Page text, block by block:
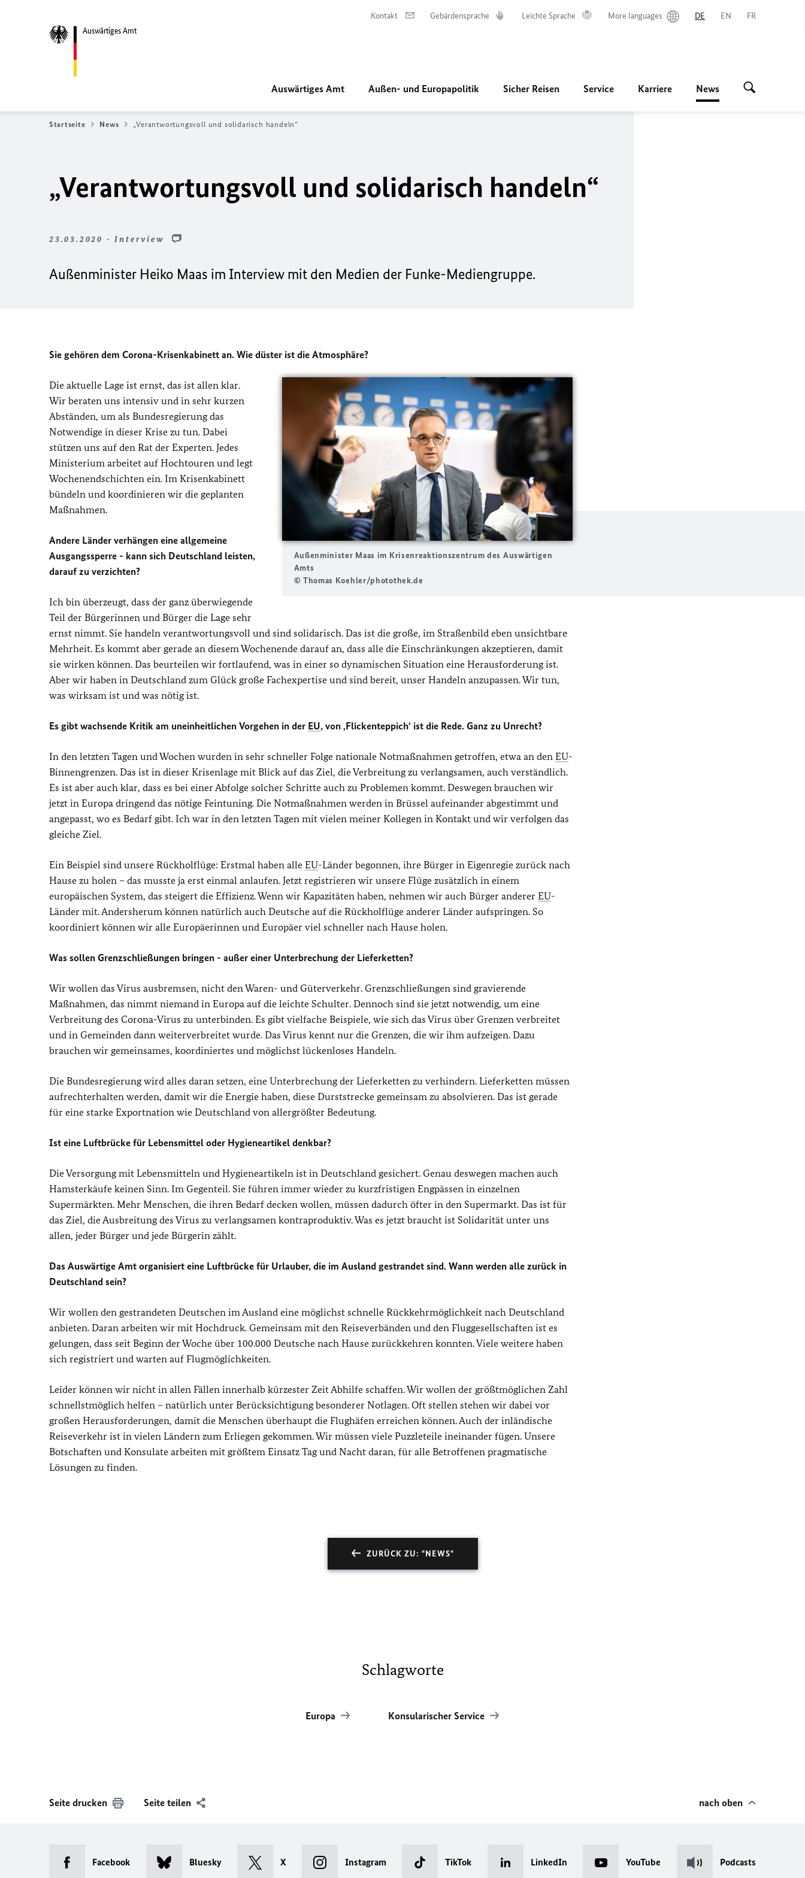
Auswärtiges Amt
Kontakt Gebärdensprache Leichte Sprache More languages DE EN FR
Auswärtiges Amt Außen- und Europapolitik Sicher Reisen Service Karriere News
Startseite News „Verantwortungsvoll und solidarisch handeln“
„Verantwortungsvoll und solidarisch handeln“
23.03.2020 - Interview
Außenminister Heiko Maas im Interview mit den Medien der Funke-Mediengruppe.
Sie gehören dem Corona-Krisenkabinett an. Wie düster ist die Atmosphäre?
Außenminister Maas im Krisenreaktionszentrum des Auswärtigen
Amts
© Thomas Koehler/photothek.de
Die aktuelle Lage ist ernst, das ist allen klar.
Wir beraten uns intensiv und in sehr kurzen
Abständen, um als Bundesregierung das
Notwendige in dieser Krise zu tun. Dabei
stützen uns auf den Rat der Experten. Jedes
Ministerium arbeitet auf Hochtouren und legt
Wochenendschichten ein. Im Krisenkabinett
bündeln und koordinieren wir die geplanten
Maßnahmen.
Andere Länder verhängen eine allgemeine
Ausgangssperre - kann sich Deutschland leisten,
darauf zu verzichten?
Ich bin überzeugt, dass der ganz überwiegende
Teil der Bürgerinnen und Bürger die Lage sehr
ernst nimmt. Sie handeln verantwortungsvoll und sind solidarisch. Das ist die große, im Straßenbild eben unsichtbare
Mehrheit. Es kommt aber gerade an diesem Wochenende darauf an, dass alle die Einschränkungen akzeptieren, damit
sie wirken können. Das beurteilen wir fortlaufend, was in einer so dynamischen Situation eine Herausforderung ist.
Aber wir haben in Deutschland zum Glück große Fachexpertise und sind bereit, unser Handeln anzupassen. Wir tun,
was wirksam ist und was nötig ist.
Es gibt wachsende Kritik am uneinheitlichen Vorgehen in der EU, von ‚Flickenteppich‘ ist die Rede. Ganz zu Unrecht?
In den letzten Tagen und Wochen wurden in sehr schneller Folge nationale Notmaßnahmen getroffen, etwa an den EU-
Binnengrenzen. Das ist in dieser Krisenlage mit Blick auf das Ziel, die Verbreitung zu verlangsamen, auch verständlich.
Es ist aber auch klar, dass es bei einer Abfolge solcher Schritte auch zu Problemen kommt. Deswegen brauchen wir
jetzt in Europa dringend das nötige Feintuning. Die Notmaßnahmen werden in Brüssel aufeinander abgestimmt und
angepasst, wo es Bedarf gibt. Ich war in den letzten Tagen mit vielen meiner Kollegen in Kontakt und wir verfolgen das
gleiche Ziel.
Ein Beispiel sind unsere Rückholflüge: Erstmal haben alle EU-Länder begonnen, ihre Bürger in Eigenregie zurück nach
Hause zu holen – das musste ja erst einmal anlaufen. Jetzt registrieren wir unsere Flüge zusätzlich in einem
europäischen System, das steigert die Effizienz. Wenn wir Kapazitäten haben, nehmen wir auch Bürger anderer EU-
Länder mit. Andersherum können natürlich auch Deutsche auf die Rückholflüge anderer Länder aufspringen. So
koordiniert können wir alle Europäerinnen und Europäer viel schneller nach Hause holen.
Was sollen Grenzschließungen bringen - außer einer Unterbrechung der Lieferketten?
Wir wollen das Virus ausbremsen, nicht den Waren- und Güterverkehr. Grenzschließungen sind gravierende
Maßnahmen, das nimmt niemand in Europa auf die leichte Schulter. Dennoch sind sie jetzt notwendig, um eine
Verbreitung des Corona-Virus zu unterbinden. Es gibt vielfache Beispiele, wie sich das Virus über Grenzen verbreitet
und in Gemeinden dann weiterverbreitet wurde. Das Virus kennt nur die Grenzen, die wir ihm aufzeigen. Dazu
brauchen wir gemeinsames, koordiniertes und möglichst lückenloses Handeln.
Die Bundesregierung wird alles daran setzen, eine Unterbrechung der Lieferketten zu verhindern. Lieferketten müssen
aufrechterhalten werden, damit wir die Energie haben, diese Durststrecke gemeinsam zu absolvieren. Das ist gerade
für eine starke Exportnation wie Deutschland von allergrößter Bedeutung.
Ist eine Luftbrücke für Lebensmittel oder Hygieneartikel denkbar?
Die Versorgung mit Lebensmitteln und Hygieneartikeln ist in Deutschland gesichert. Genau deswegen machen auch
Hamsterkäufe keinen Sinn. Im Gegenteil. Sie führen immer wieder zu kurzfristigen Engpässen in einzelnen
Supermärkten. Mehr Menschen, die ihren Bedarf decken wollen, müssen dadurch öfter in den Supermarkt. Das ist für
das Ziel, die Ausbreitung des Virus zu verlangsamen kontraproduktiv. Was es jetzt braucht ist Solidarität unter uns
allen, jeder Bürger und jede Bürgerin zählt.
Das Auswärtige Amt organisiert eine Luftbrücke für Urlauber, die im Ausland gestrandet sind. Wann werden alle zurück in
Deutschland sein?
Wir wollen den gestrandeten Deutschen im Ausland eine möglichst schnelle Rückkehrmöglichkeit nach Deutschland
anbieten. Daran arbeiten wir mit Hochdruck. Gemeinsam mit den Reiseverbänden und den Fluggesellschaften ist es
gelungen, dass seit Beginn der Woche über 100.000 Deutsche nach Hause zurückkehren konnten. Viele weitere haben
sich registriert und warten auf Flugmöglichkeiten.
Leider können wir nicht in allen Fällen innerhalb kürzester Zeit Abhilfe schaffen. Wir wollen der größtmöglichen Zahl
schnellstmöglich helfen – natürlich unter Berücksichtigung besonderer Notlagen. Oft stellen stehen wir dabei vor
großen Herausforderungen, damit die Menschen überhaupt die Flughäfen erreichen können. Auch der inländische
Reiseverkehr ist in vielen Ländern zum Erliegen gekommen. Wir müssen viele Puzzleteile ineinander fügen. Unsere
Botschaften und Konsulate arbeiten mit größtem Einsatz Tag und Nacht daran, für alle Betroffenen pragmatische
Lösungen zu finden.
ZURÜCK ZU: "NEWS"
Schlagworte
Europa Konsularischer Service
Seite drucken Seite teilen nach oben
Facebook Bluesky X Instagram TikTok LinkedIn YouTube Podcasts